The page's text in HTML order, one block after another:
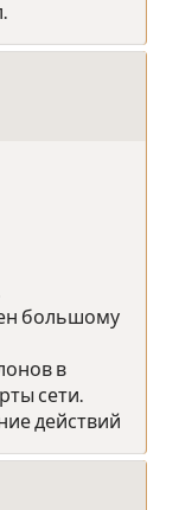
большому
в
сети.
действий